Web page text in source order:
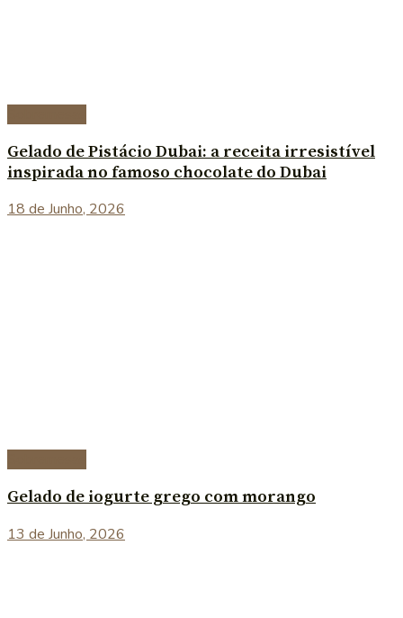
Gelado de Pistácio Dubai: a receita irresistível
inspirada no famoso chocolate do Dubai
18 de Junho, 2026
Gelado de iogurte grego com morango
13 de Junho, 2026